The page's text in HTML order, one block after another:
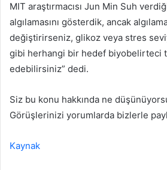
MIT araştırmacısı Jun Min Suh
algılamasını gösterdik, ancak
değiştirirseniz, glikoz veya stres
gibi herhangi bir hedef biyobelirteci
edebilirsiniz” dedi.
Siz bu konu hakkında ne
Görüşlerinizi yorumlarda bizlerle
Kaynak